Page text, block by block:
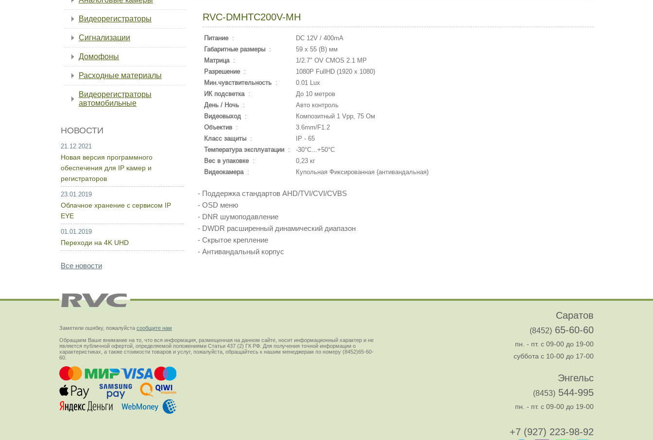
RVC-DMHTC200V-MH
Питание :
DC 12V / 400mA
Габаритные размеры :
59 х 55 (В) мм
Матрица:
1/2.7" OV CMOS 2.1 MP
Разрешение :
1080P FullHD (1920 x 1080)
Мин.чувствительность :
0.01 Lux
ИК подсветка:
До 10 метров
День / Ночь :
Авто контроль
Видеовыход :
Композитный 1 Vpp, 75 Ом
Объектив :
3.6mm/F1.2
Класс защиты :
IP - 65
Температура эксплуатации :
-30°С...+50°С
Вес в упаковке :
0,23 кг
Видеокамера: Купольная Фиксированная (антивандальная)
- Поддержка стандартов AHD/TVI/CVI/CVBS
- OSD меню
- DNR шумоподавление
- DWDR расширенный динамический диапазон
- Скрытое крепление
- Антивандальный корпус
Видеорегистраторы
Сигнализации
Домофоны
Расходные материалы
Видеорегистраторы
автомобильные
НОВОСТИ
21.12.2021
Новая версия программного
обеспечения для IP камер и
регистраторов
23.01.2019
Облачное хранение с сервисом IP
EYE
01.01.2019
Переходи на 4K UHD
Все новости
Заметили ошибку, пожалуйста сообщите нам
Обращаем Ваше внимание на то, что вся информация, размещенная на данном сайте, носит информационный характер и не
является публичной офертой, определяемой положениями Статьи 437 (2) ГК РФ. Для получения точной информации о
характеристиках, а также стоимости товаров и услуг, пожалуйста, обращайтесь к нашим менеджерам по номеру (8452)65-60-
60.
Саратов
(8452) 65-60-60
пн. - пт. с 09-00 до 19-00
суббота с 10-00 до 17-00
Энгельс
(8453) 544-995
пн. - пт. с 09-00 до 19-00
+7 (927) 223-98-92